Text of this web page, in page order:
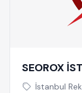
SEOROX
İSTANBUL
İstanbul